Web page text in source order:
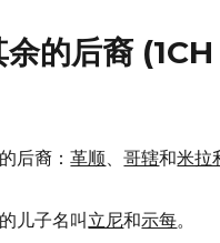
后
余的后裔
的后裔：革顺、哥辖和米拉
的儿子名叫 立尼和示每。